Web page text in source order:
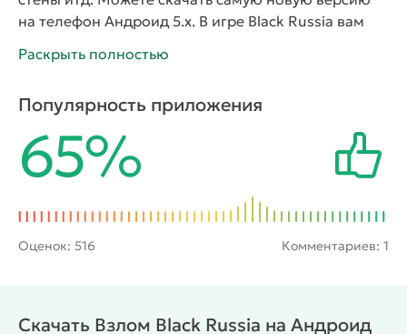
на телефон Андроид 5.x. В игре Black Russia вам
криминала, где вы сможете создать своего
Бандита до Авторитета всего города.
Прокачивайте свои навыки, участвуйте в
реалистичных гонках, разборках и перестрелках с
другими бандами, улучшайте своё оружие и
автомобили, стройте свою империю и станьте
самым влиятельным человеком в городе. Следите
за развитием своего героя, принимайте сложные
Моды:
Раскрыть полностью
Популярность приложения
65%
Оценок: 516 Комментариев: 1
Скачать Взлом Black Russia на Андроид